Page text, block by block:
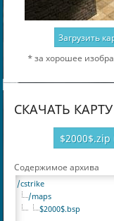
$2000$
$2000$
$2000$
$2000$
$2000$
$2000$
$2000$
Загрузить
* за хорошее
СКАЧАТЬ КАРТУ
$2000$.zip
Содержимое архива
/cstrike
/maps
$2000$.bsp